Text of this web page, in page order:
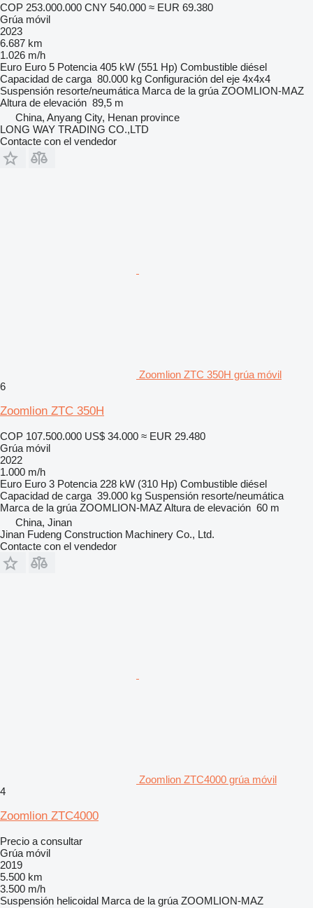
COP 253.000.000 CNY 540.000 ≈ EUR 69.380
Grúa móvil
2023
6.687 km
1.026 m/h
Euro Euro 5 Potencia 405 kW (551 Hp) Combustible diésel
Capacidad de carga 80.000 kg Configuración del eje 4x4x4
Suspensión resorte/neumática Marca de la grúa ZOOMLION-MAZ
Altura de elevación 89,5 m
China, Anyang City, Henan province
LONG WAY TRADING CO.,LTD
Contacte con el vendedor
Zoomlion ZTC 350H grúa móvil
6
Zoomlion ZTC 350H
COP 107.500.000 US$ 34.000 ≈ EUR 29.480
Grúa móvil
2022
1.000 m/h
Euro Euro 3 Potencia 228 kW (310 Hp) Combustible diésel
Capacidad de carga 39.000 kg Suspensión resorte/neumática
Marca de la grúa ZOOMLION-MAZAltura de elevación 60 m
China, Jinan
Jinan Fudeng Construction Machinery Co., Ltd.
Contacte con el vendedor
Zoomlion ZTC4000 grúa móvil
4
Zoomlion ZTC4000
Precio a consultar
Grúa móvil
2019
5.500 km
3.500 m/h
Suspensión helicoidal Marca de la grúa ZOOMLION-MAZ